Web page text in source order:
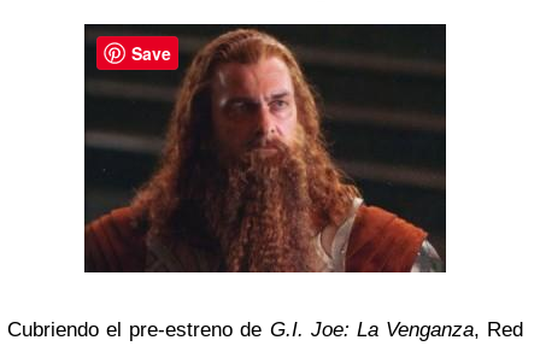
Cubriendo el pre-estreno de G.I. Joe: La Venganza, Red
Save